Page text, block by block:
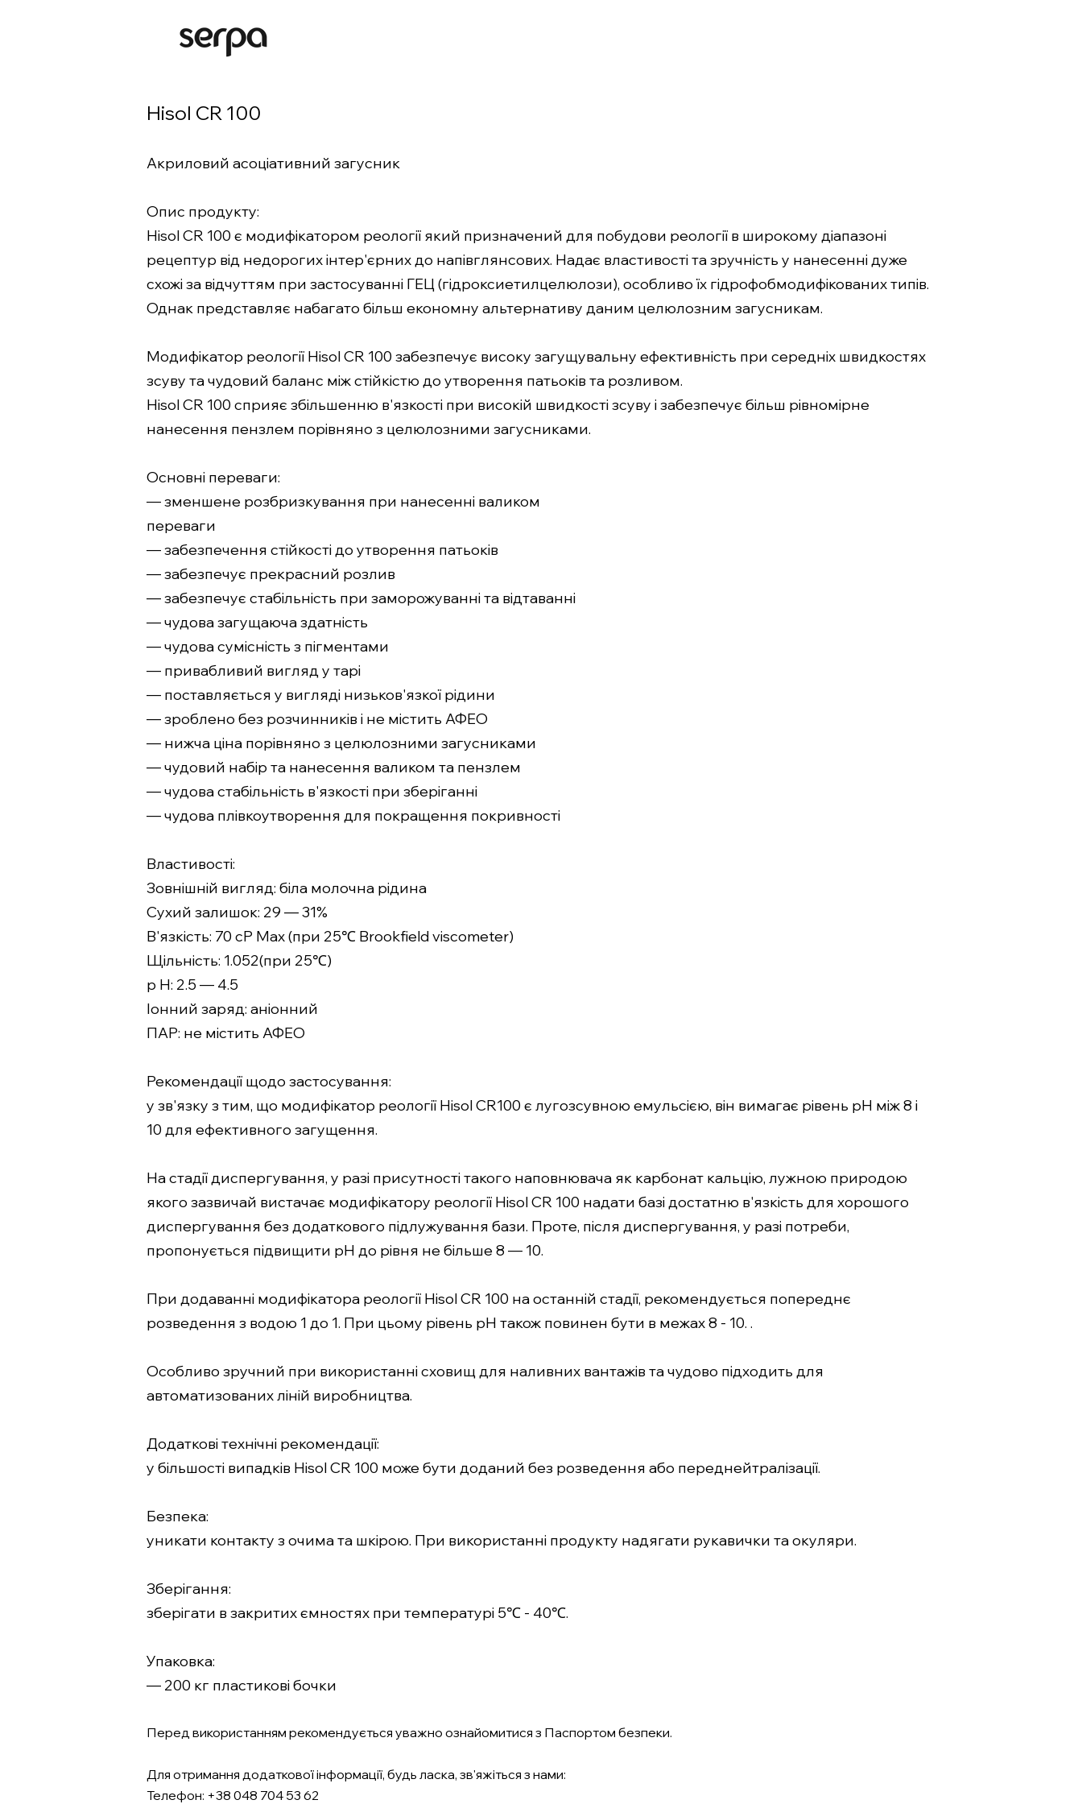
Hisol CR 100
Акриловий асоціативний загусник
Опис продукту:
Hisol CR 100 є модифікатором реології який призначений для побудови реології в широкому діапазоні
рецептур від недорогих інтер'єрних до напівглянсових. Надає властивості та зручність у нанесенні дуже
схожі за відчуттям при застосуванні ГЕЦ (гідроксиетилцелюлози), особливо їх гідрофобмодифікованих типів.
Однак представляє набагато більш економну альтернативу даним целюлозним загусникам.
Модифікатор реології Hisol CR 100 забезпечує високу загущувальну ефективність при середніх швидкостях
зсуву та чудовий баланс між стійкістю до утворення патьоків та розливом.
Hisol CR 100 сприяє збільшенню в'язкості при високій швидкості зсуву і забезпечує більш рівномірне
нанесення пензлем порівняно з целюлозними загусниками.
Основні переваги:
— зменшене розбризкування при нанесенні валиком
переваги
— забезпечення стійкості до утворення патьоків
— забезпечує прекрасний розлив
— забезпечує стабільність при заморожуванні та відтаванні
— чудова загущаюча здатність
— чудова сумісність з пігментами
— привабливий вигляд у тарі
— поставляється у вигляді низьков'язкої рідини
— зроблено без розчинників і не містить АФЕО
— нижча ціна порівняно з целюлозними загусниками
— чудовий набір та нанесення валиком та пензлем
— чудова стабільність в'язкості при зберіганні
— чудова плівкоутворення для покращення покривності
Властивості:
Зовнішній вигляд: біла молочна рідина
Сухий залишок: 29 — 31%
В'язкість: 70 cP Max (при 25℃ Brookfield viscometer)
Щільність: 1.052(при 25℃)
p H: 2.5 — 4.5
Іонний заряд: аніонний
ПАР: не містить АФЕО
Рекомендації щодо застосування:
у зв'язку з тим, що модифікатор реології Hisol CR100 є лугозсувною емульсією, він вимагає рівень pH між 8 і
10 для ефективного загущення.
На стадії диспергування, у разі присутності такого наповнювача як карбонат кальцію, лужною природою
якого зазвичай вистачає модифікатору реології Hisol CR 100 надати базі достатню в'язкість для хорошого
диспергування без додаткового підлужування бази. Проте, після диспергування, у разі потреби,
пропонується підвищити pH до рівня не більше 8 — 10.
При додаванні модифікатора реології Hisol CR 100 на останній стадії, рекомендується попереднє
розведення з водою 1 до 1. При цьому рівень pH також повинен бути в межах 8 - 10. .
Особливо зручний при використанні сховищ для наливних вантажів та чудово підходить для
автоматизованих ліній виробництва.
Додаткові технічні рекомендації:
у більшості випадків Hisol CR 100 може бути доданий без розведення або переднейтралізації.
Безпека:
уникати контакту з очима та шкірою. При використанні продукту надягати рукавички та окуляри.
Зберігання:
зберігати в закритих ємностях при температурі 5℃ - 40℃.
Упаковка:
— 200 кг пластикові бочки
Перед використанням рекомендується уважно ознайомитися з Паспортом безпеки.
Для отримання додаткової інформації, будь ласка, зв'яжіться з нами:
Телефон: +38 048 704 53 62